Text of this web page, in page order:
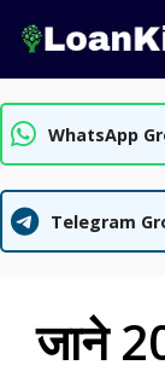
content
WhatsApp
Telegram
जाने